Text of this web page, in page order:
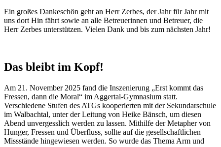
Ein großes Dankeschön geht an Herr Zerbes, der Jahr für Jahr mit
uns dort Hin fährt sowie an alle Betreuerinnen und Betreuer, die
Herr Zerbes unterstützen. Vielen Dank und bis zum nächsten Jahr!
Das bleibt im Kopf!
Am 21. November 2025 fand die Inszenierung „Erst kommt das
Fressen, dann die Moral“ im Aggertal-Gymnasium statt.
Verschiedene Stufen des ATGs kooperierten mit der Sekundarschule
im Walbachtal, unter der Leitung von Heike Bänsch, um diesen
Abend unvergesslich werden zu lassen. Mithilfe der Metapher von
Hunger, Fressen und Überfluss, sollte auf die gesellschaftlichen
Missstände hingewiesen werden. So wurde das Thema Arm und